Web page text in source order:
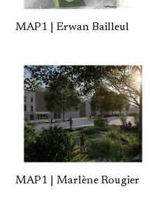
MAP1 | Erwan Bailleul
MAP1 | Marlène Rougier